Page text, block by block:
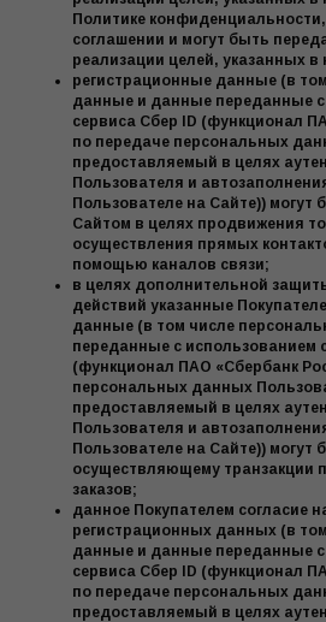
Политике
соглашении и могут быть
реализации целей, указанных
регистрационные данные (в
данные и данные переданные
сервиса Сбер ID (функционал
по передаче персональных
предоставляемый в целях
Пользователя и
Пользователе на Сайте)) могут
Сайтом в целях продвижения
осуществления прямых
помощью каналов связи;
в целях дополнительной
действий указанные
данные (в том числе
переданные с использованием
(функционал ПАО «Сбербанк
персональных данных
предоставляемый в целях
Пользователя и
Пользователе на Сайте)) могут
осуществляющему транзакции
заказов;
данное Покупателем согласие
регистрационных данных (в
данные и данные переданные
сервиса Сбер ID (функционал
по передаче персональных
предоставляемый в целях